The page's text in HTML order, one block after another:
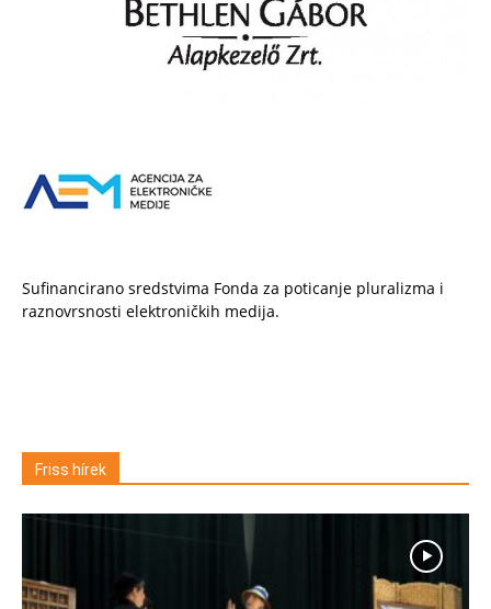
Sufinancirano sredstvima Fonda za poticanje pluralizma i
raznovrsnosti elektroničkih medija.
Friss hírek